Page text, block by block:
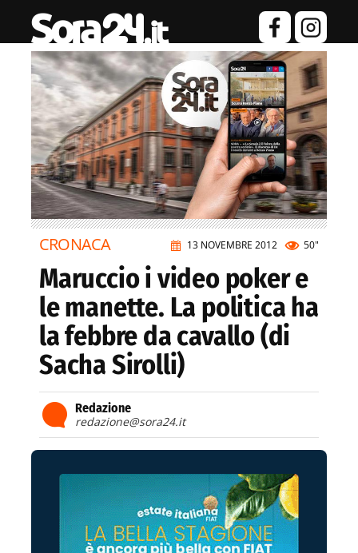
13 NOVEMBRE 2012 50"
CRONACA
Maruccio i video poker e
le manette. La politica ha
la febbre da cavallo (di
Sacha Sirolli)
Redazione
redazione@sora24.it